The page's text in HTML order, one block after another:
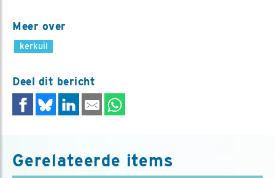
Meer over
kerkuil
Deel dit bericht
Gerelateerde items